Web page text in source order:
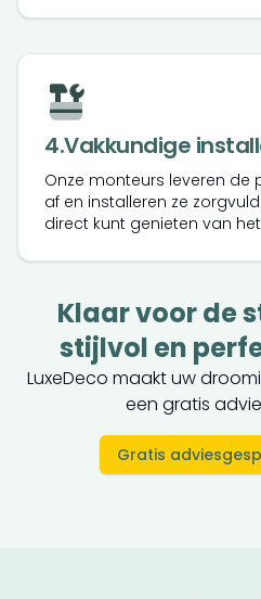
4.Vakkundige
Onze monteurs leveren de
af en installeren ze
direct kunt genieten van
Klaar voor de
stijlvol en
LuxeDeco maakt uw
een gratis
Gratis